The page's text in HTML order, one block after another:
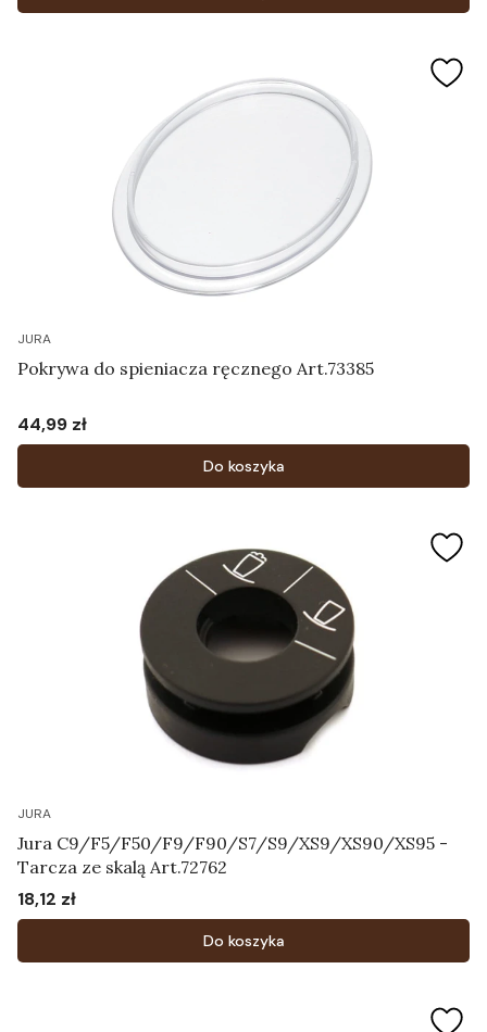
JURA
Pokrywa do spieniacza ręcznego Art.73385
Cena
44,99 zł
Do koszyka
JURA
Jura C9/F5/F50/F9/F90/S7/S9/XS9/XS90/XS95 -
Tarcza ze skalą Art.72762
Cena
18,12 zł
Do koszyka